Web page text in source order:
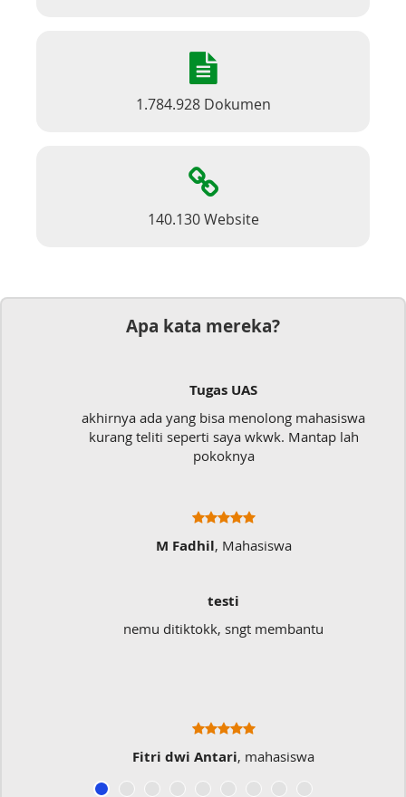
1.784.928 Dokumen
140.130 Website
Apa kata mereka?
Tugas UAS
akhirnya ada yang bisa menolong mahasiswa
kurang teliti seperti saya wkwk. Mantap lah
pokoknya
M Fadhil, Mahasiswa
testi
nemu ditiktokk, sngt membantu
Fitri dwi Antari, mahasiswa